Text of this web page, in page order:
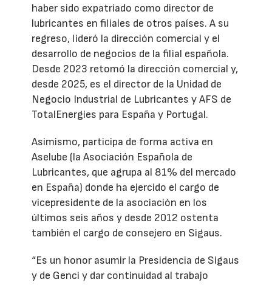
haber sido expatriado como director de
lubricantes en filiales de otros países. A su
regreso, lideró la dirección comercial y el
desarrollo de negocios de la filial española.
Desde 2023 retomó la dirección comercial y,
desde 2025, es el director de la Unidad de
Negocio Industrial de Lubricantes y AFS de
TotalEnergies para España y Portugal.
Asimismo, participa de forma activa en
Aselube (la Asociación Española de
Lubricantes, que agrupa al 81% del mercado
en España) donde ha ejercido el cargo de
vicepresidente de la asociación en los
últimos seis años y desde 2012 ostenta
también el cargo de consejero en Sigaus.
“Es un honor asumir la Presidencia de Sigaus
y de Genci y dar continuidad al trabajo